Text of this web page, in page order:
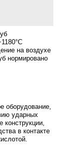
на воздухе
нормировано
оборудование,
ударных
конструкции,
в контакте